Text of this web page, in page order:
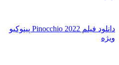
دانلود فیلم Pinocchio 2022 پینوکیو
ویژه